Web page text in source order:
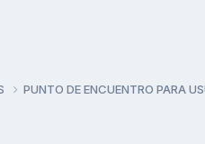
PUNTO DE ENCUENTRO PARA